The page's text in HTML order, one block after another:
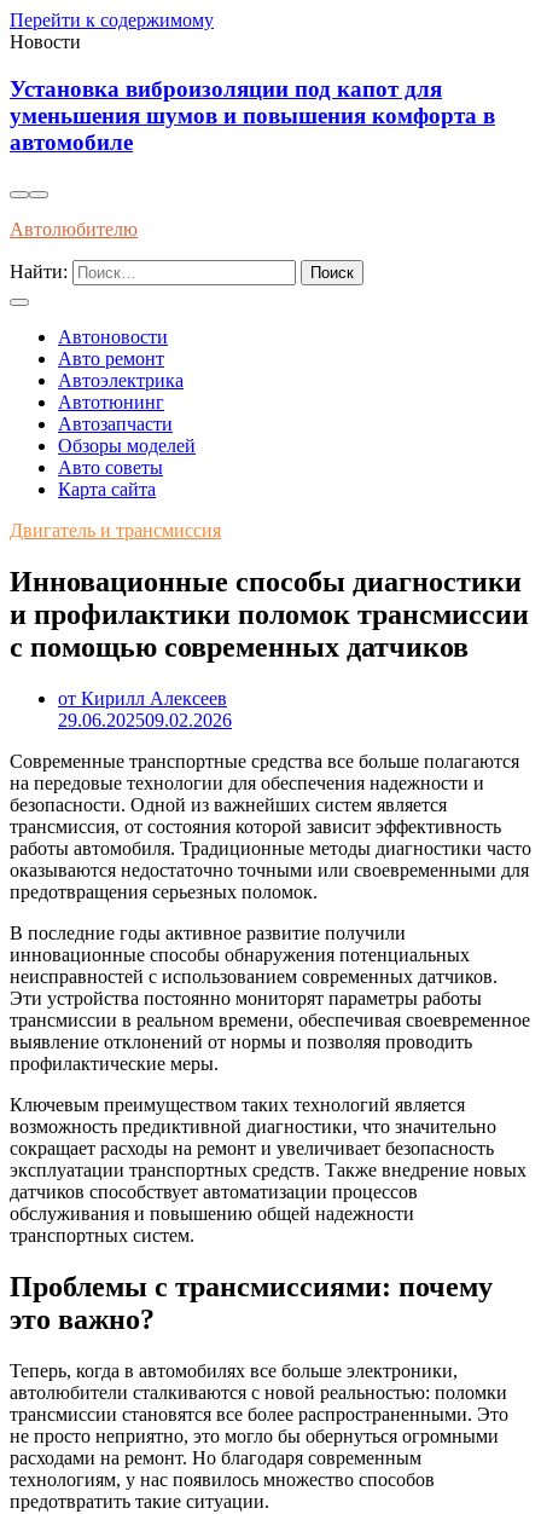
Перейти к содержимому
Новости
Установка виброизоляции под капот для
уменьшения шумов и повышения комфорта в
автомобиле
Автолюбителю
Найти:
Автоновости
Авто ремонт
Автоэлектрика
Автотюнинг
Автозапчасти
Обзоры моделей
Авто советы
Карта сайта
Двигатель и трансмиссия
Инновационные способы диагностики
и профилактики поломок трансмиссии
с помощью современных датчиков
от Кирилл Алексеев
29.06.202509.02.2026
Современные транспортные средства все больше полагаются
на передовые технологии для обеспечения надежности и
безопасности. Одной из важнейших систем является
трансмиссия, от состояния которой зависит эффективность
работы автомобиля. Традиционные методы диагностики часто
оказываются недостаточно точными или своевременными для
предотвращения серьезных поломок.
В последние годы активное развитие получили
инновационные способы обнаружения потенциальных
неисправностей с использованием современных датчиков.
Эти устройства постоянно мониторят параметры работы
трансмиссии в реальном времени, обеспечивая своевременное
выявление отклонений от нормы и позволяя проводить
профилактические меры.
Ключевым преимуществом таких технологий является
возможность предиктивной диагностики, что значительно
сокращает расходы на ремонт и увеличивает безопасность
эксплуатации транспортных средств. Также внедрение новых
датчиков способствует автоматизации процессов
обслуживания и повышению общей надежности
транспортных систем.
Проблемы с трансмиссиями: почему
это важно?
Теперь, когда в автомобилях все больше электроники,
автолюбители сталкиваются с новой реальностью: поломки
трансмиссии становятся все более распространенными. Это
не просто неприятно, это могло бы обернуться огромными
расходами на ремонт. Но благодаря современным
технологиям, у нас появилось множество способов
предотвратить такие ситуации.